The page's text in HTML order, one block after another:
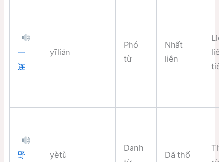
一
连
yīlián
Phó
từ
Nhất
liên
野
yètù
Danh
Dã thố